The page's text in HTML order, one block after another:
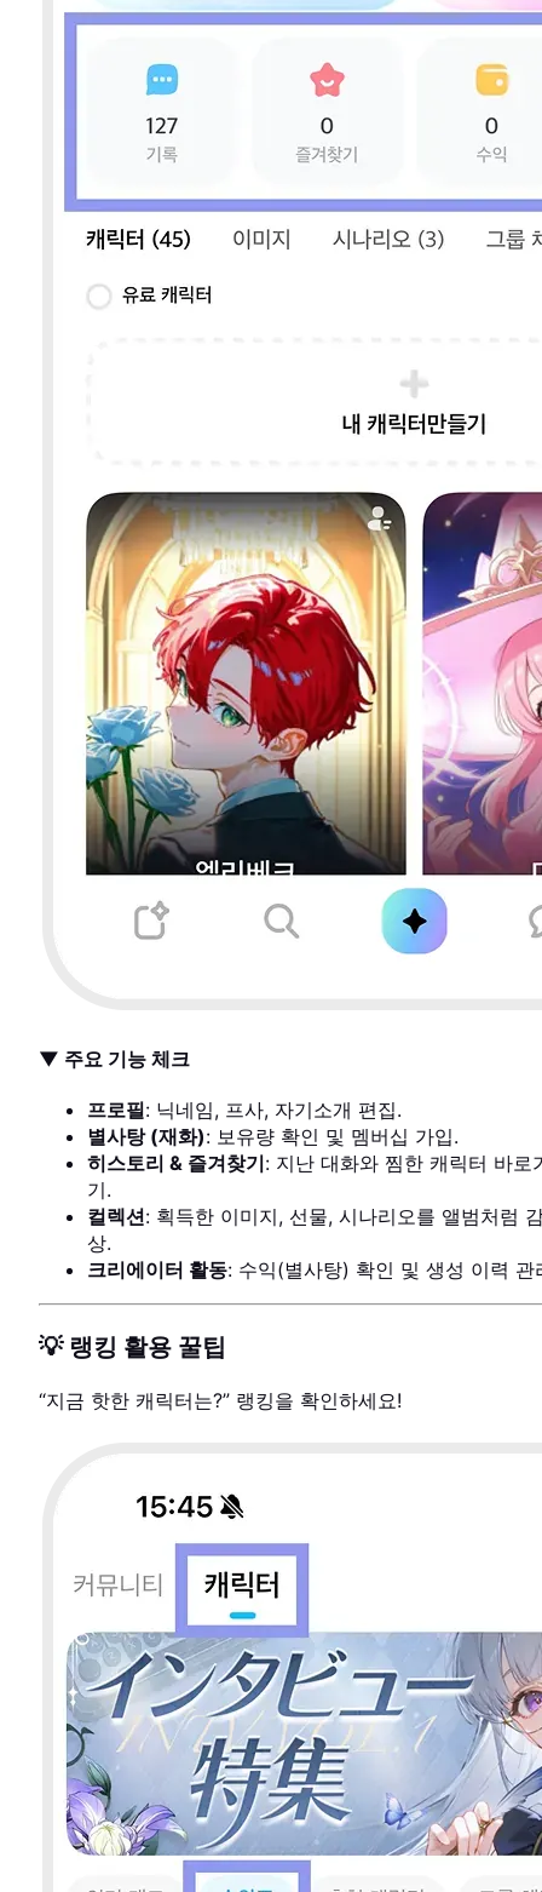
▼ 주요 기능 체크
프로필: 닉네임, 프사, 자기소개 편집.
별사탕 (재화): 보유량 확인 및 멤버십 가입.
히스토리 & 즐겨찾기: 지난 대화와 찜한 캐릭터 바로
기.
컬렉션: 획득한 이미지, 선물, 시나리오를 앨범처럼
상.
크리에이터 활동: 수익(별사탕) 확인 및 생성 이력 관
💡 랭킹 활용 꿀팁
“지금 핫한 캐릭터는?” 랭킹을 확인하세요!